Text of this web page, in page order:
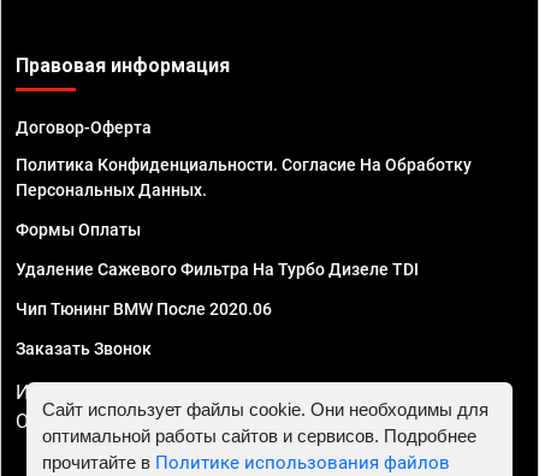
Правовая информация
Договор-Оферта
Политика Конфиденциальности. Согласие На Обработку
Персональных Данных.
Формы Оплаты
Удаление Сажевого Фильтра На Турбо Дизеле TDI
Чип Тюнинг BMW После 2020.06
Заказать Звонок
ИП Смирнов Георгий Павлович. ИНН 781302555843,
ОГРНИП 324470400032610
Сайт использует файлы cookie. Они необходимы для
оптимальной работы сайтов и сервисов. Подробнее
прочитайте в Политике использования файлов